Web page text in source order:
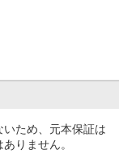
ため、元本保証は
りません。